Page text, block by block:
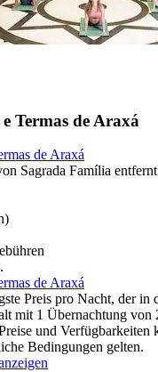
Termas de Araxá
de Araxá
Sagrada Família entfernt
de Araxá
Preis pro Nacht, der in
mit 1 Übernachtung von
und Verfügbarkeiten
Bedingungen gelten.